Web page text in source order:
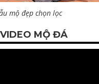
mộ đẹp chọn lọc
VIDEO MỘ ĐÁ